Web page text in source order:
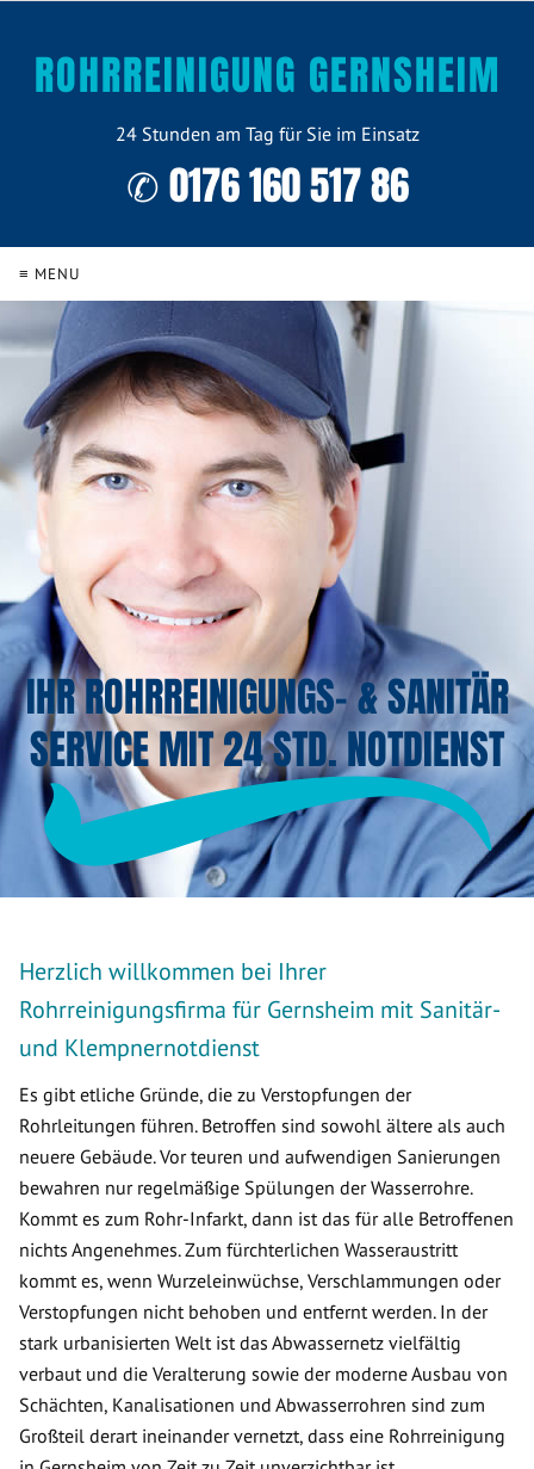
ROHRREINIGUNG GERNSHEIM
24 Stunden am Tag für Sie im Einsatz
✆ 0176 160 517 86
≡ MENU
IHR ROHRREINIGUNGS- & SANITÄR
SERVICE MIT 24 STD. NOTDIENST
Herzlich willkommen bei Ihrer
Rohrreinigungsfirma für Gernsheim mit Sanitär-
und Klempnernotdienst
Es gibt etliche Gründe, die zu Verstopfungen der
Rohrleitungen führen. Betroffen sind sowohl ältere als auch
neuere Gebäude. Vor teuren und aufwendigen Sanierungen
bewahren nur regelmäßige Spülungen der Wasserrohre.
Kommt es zum Rohr-Infarkt, dann ist das für alle Betroffenen
nichts Angenehmes. Zum fürchterlichen Wasseraustritt
kommt es, wenn Wurzeleinwüchse, Verschlammungen oder
Verstopfungen nicht behoben und entfernt werden. In der
stark urbanisierten Welt ist das Abwassernetz vielfältig
verbaut und die Veralterung sowie der moderne Ausbau von
Schächten, Kanalisationen und Abwasserrohren sind zum
Großteil derart ineinander vernetzt, dass eine Rohrreinigung